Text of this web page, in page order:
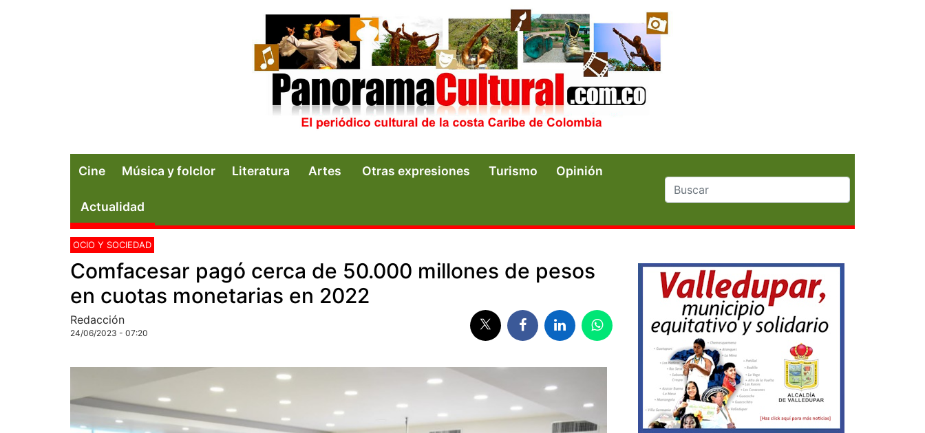
Cine Música y folclor Literatura Artes Otras expresiones Turismo Opinión
Actualidad
OCIO Y SOCIEDAD
Comfacesar pagó cerca de 50.000 millones de pesos
en cuotas monetarias en 2022
Redacción
24/06/2023 - 07:20